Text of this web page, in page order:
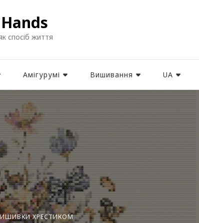
спосіб життя
Амігурумі Вишивання UA
ХРЕСТИКОМ